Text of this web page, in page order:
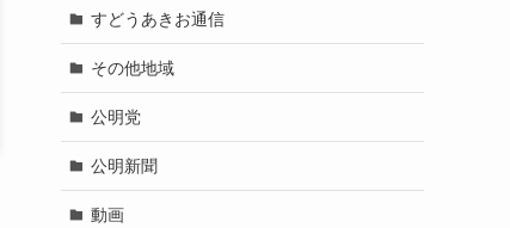
すどうあきお通信
その他地域
公明党
公明新聞
動画